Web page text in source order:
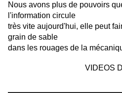
Nous avons plus de pouvoirs
l'information circule
très vite aujourd'hui, elle peut
grain de sable
dans les rouages de la
VIDEOS